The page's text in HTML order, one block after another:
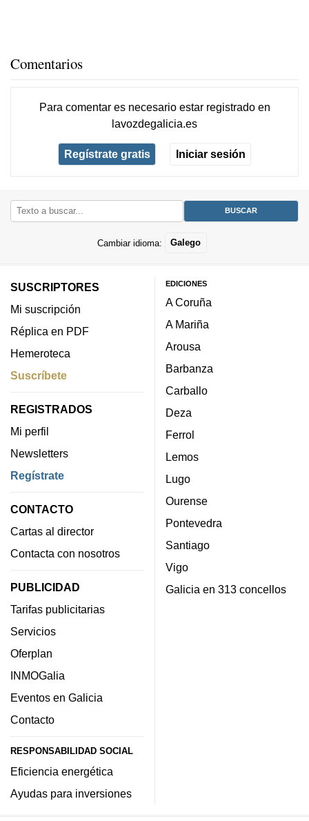
Comentarios
Para comentar es necesario estar registradoen
lavozdegalicia.es
Regístrate gratis Iniciar sesión
Cambiar idioma: Galego
SUSCRIPTORES
Mi suscripción
Réplica en PDF
Hemeroteca
Suscríbete
REGISTRADOS
Mi perfil
Newsletters
Regístrate
CONTACTO
Cartas al director
Contacta con nosotros
PUBLICIDAD
Tarifas publicitarias
Servicios
Oferplan
INMOGalia
Eventos en Galicia
Contacto
RESPONSABILIDAD SOCIAL
Eficiencia energética
Ayudas para inversiones
EDICIONES
A Coruña
A Mariña
Arousa
Barbanza
Carballo
Deza
Ferrol
Lemos
Lugo
Ourense
Pontevedra
Santiago
Vigo
Galicia en 313 concellos